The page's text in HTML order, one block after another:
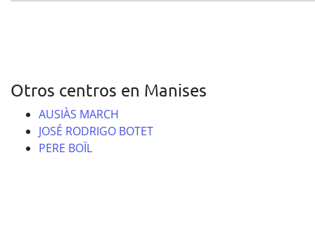
Otros centros en Manises
AUSIÀS MARCH
JOSÉ RODRIGO BOTET
PERE BOÏL